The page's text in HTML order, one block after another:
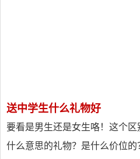
送中学生什么礼物好
要看是男生还是女生咯！这个
什么意思的礼物？是什么价位